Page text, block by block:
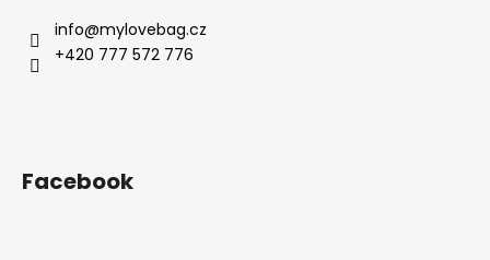
info@mylovebag.cz
+420 777 572 776
Facebook